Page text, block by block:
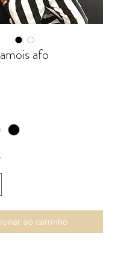
afo
ao carrinho